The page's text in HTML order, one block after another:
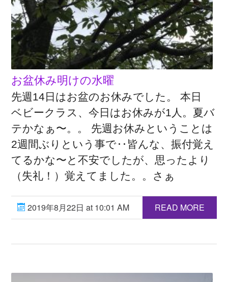
お盆休み明けの水曜
先週14日はお盆のお休みでした。 本日
ベビークラス、今日はお休みが1人。夏バ
テかなぁ〜。。 先週お休みということは
2週間ぶりという事で‥皆んな、振付覚え
てるかな〜と不安でしたが、思ったより
（失礼！）覚えてました。。さぁ
2019年8月22日 at 10:01 AM READ MORE